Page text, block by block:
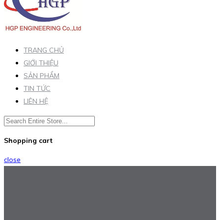
TRANG CHỦ
GIỚI THIỆU
SẢN PHẨM
TIN TỨC
LIÊN HỆ
Shopping cart
close